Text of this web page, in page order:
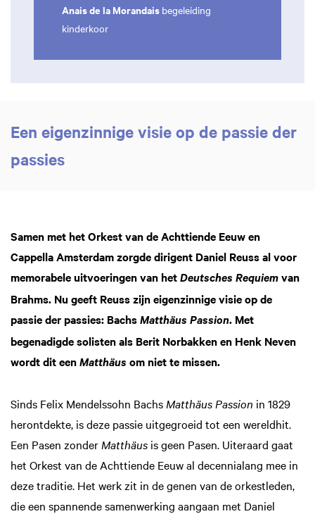
Anais de la Morandais begeleiding
kinderkoor
Een eigenzinnige visie op de passie der
passies
Samen met het Orkest van de Achttiende Eeuw en
Cappella Amsterdam zorgde dirigent Daniel Reuss al voor
memorabele uitvoeringen van het Deutsches Requiem van
Brahms. Nu geeft Reuss zijn eigenzinnige visie op de
passie der passies: Bachs Matthäus Passion. Met
begenadigde solisten als Berit Norbakken en Henk Neven
wordt dit een Matthäus om niet te missen.
Sinds Felix Mendelssohn Bachs Matthäus Passion in 1829
herontdekte, is deze passie uitgegroeid tot een wereldhit.
Een Pasen zonder Matthäus is geen Pasen. Uiteraard gaat
het Orkest van de Achttiende Eeuw al decennialang mee in
deze traditie. Het werk zit in de genen van de orkestleden,
die een spannende samenwerking aangaan met Daniel